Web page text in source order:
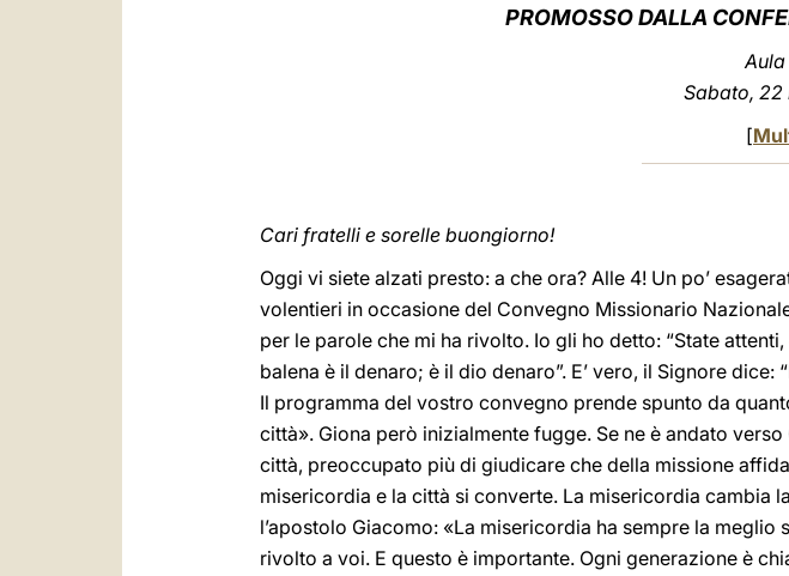
PROMOSSO DALLA
Aula
Sabato, 22
[
Cari fratelli e sorelle buongiorno!
Oggi vi siete alzati presto: a che ora? Alle 4! Un po’
volentieri in occasione del Convegno Missionario
per le parole che mi ha rivolto. Io gli ho detto: “State
balena è il denaro; è il dio denaro”. E’ vero, il Signore dice:
Il programma del vostro convegno prende spunto da
città». Giona però inizialmente fugge. Se ne è andato
città, preoccupato più di giudicare che della missione
misericordia e la città si converte. La misericordia cambia
l’apostolo Giacomo: «La misericordia ha sempre la meglio
rivolto a voi. E questo è importante. Ogni generazione è